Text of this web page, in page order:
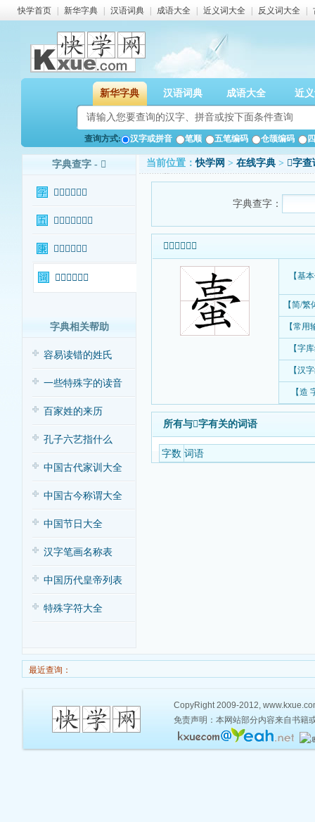
快学首页 新华字典 汉语词典 成语大全 近义词大全 反义词大全
新华字典 汉语词典 成语大全 近
查询方式: 汉字或拼音 笔顺 五笔编码 仓颉编码
字典查字 - 𧍾
𧍾字基本信息
𧍾字输入法查询
𧍾字康熙字典
𧍾字相关词语
字典相关帮助
容易读错的姓氏
一些特殊字的读音
百家姓的来历
孔子六艺指什么
中国古代家训大全
中国古今称谓大全
中国节日大全
汉字笔画名称表
中国历代皇帝列表
特殊字符大全
当前位置：快学网 > 在线字典 > 𧍾字
字典查字：
𧍾字基本信息
【基
【简/
【常用
【字
【汉
【造
所有与𧍾字有关的词语
字数 词语
最近查询：
CopyRight 2009-2012,
免责声明：本网站部分内容来自书籍